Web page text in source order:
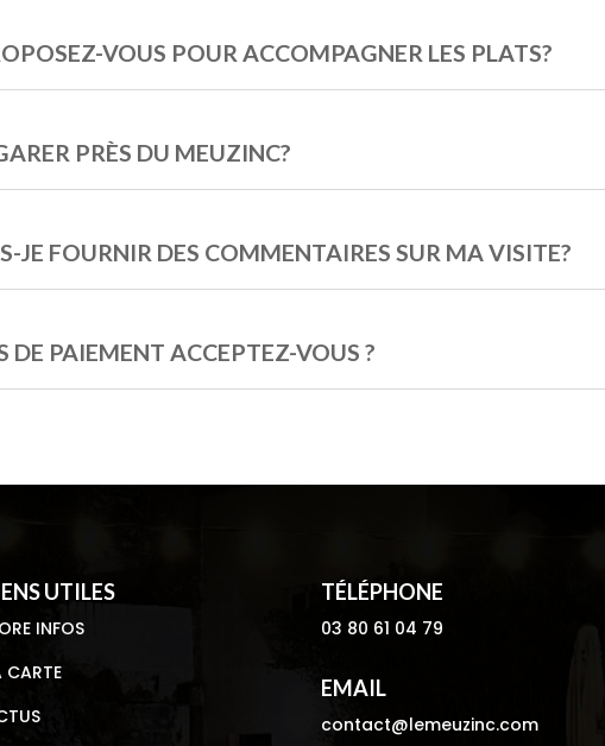
VOUS POUR ACCOMPAGNER LES PLATS?
PRÈS DU MEUZINC?
JE FOURNIR DES COMMENTAIRES SUR MA VISITE?
DE PAIEMENT ACCEPTEZ-VOUS ?
UTILES
INFOS
CARTE
TÉLÉPHONE
03 80 61 04 79
EMAIL
contact@lemeuzinc.com